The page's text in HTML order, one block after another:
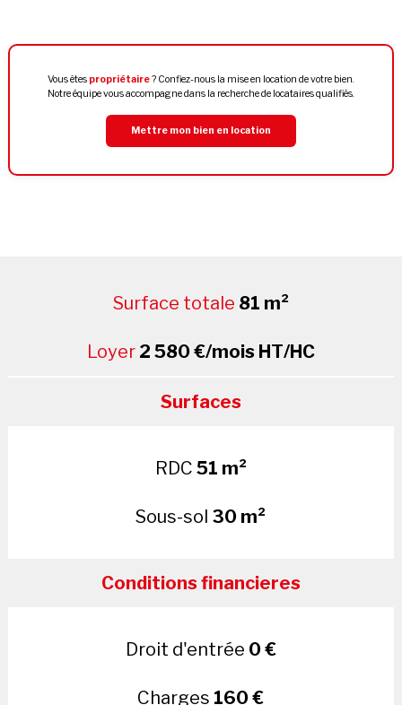
Vous êtes propriétaire? Confiez-nous la mise en location de votre bien.
Notre équipe vous accompagne dans la recherche de locataires qualifiés.
Mettre mon bien en location
Surface totale 81 m²
Loyer 2 580 €/mois HT/HC
Surfaces
RDC 51 m²
Sous-sol 30 m²
Conditions financieres
Droit d'entrée 0 €
Charges 160 €